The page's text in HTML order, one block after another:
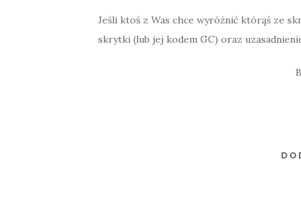
Jeśli ktoś z Was chce wyróżnić którąś ze
skrytki (lub jej kodem GC) oraz